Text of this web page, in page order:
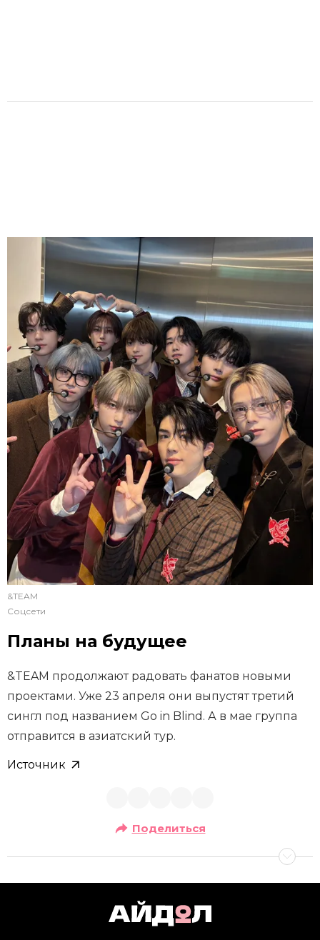
&TEAM
Соцсети
Планы на будущее
&TEAM продолжают радовать фанатов новыми
проектами. Уже 23 апреля они выпустят третий
сингл под названием Go in Blind. А в мае группа
отправится в азиатский тур.
Источник
Поделиться